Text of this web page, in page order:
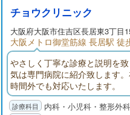
チョウクリニック
大阪府大阪市住吉区長居東3丁目
大阪メトロ御堂筋線 長居駅 徒
やさしく丁寧な診療と説明を
気は専門病院に紹介致します
時間外でも対応いたします。
内科・小児科・整形外